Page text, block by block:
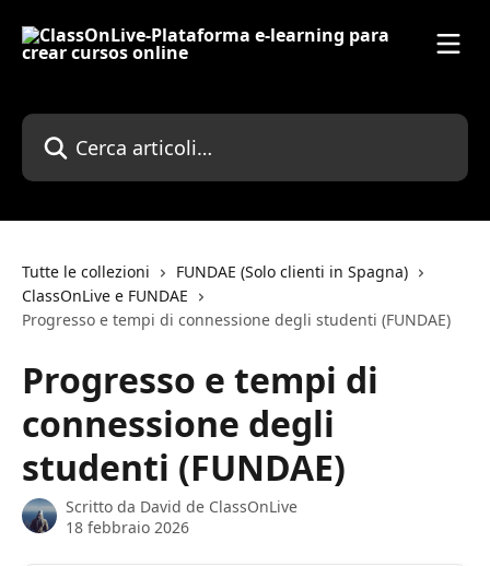
Cerca articoli…
Tutte le collezioni
FUNDAE (Solo clienti in Spagna)
ClassOnLive e FUNDAE
Progresso e tempi di connessione degli studenti (FUNDAE)
Progresso e tempi di
connessione degli
studenti (FUNDAE)
Scritto da David de ClassOnLive
18 febbraio 2026